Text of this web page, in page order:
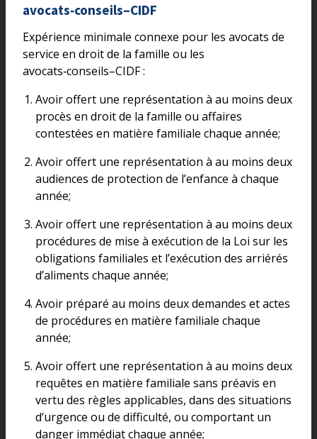
avocats‑conseils–CIDF
Expérience minimale connexe pour les avocats de
service en droit de la famille ou les
avocats‑conseils–CIDF :
Avoir offert une représentation à au moins deux
procès en droit de la famille ou affaires
contestées en matière familiale chaque année;
Avoir offert une représentation à au moins deux
audiences de protection de l’enfance à chaque
année;
Avoir offert une représentation à au moins deux
procédures de mise à exécution de la Loi sur les
obligations familiales et l’exécution des arriérés
d’aliments chaque année;
Avoir préparé au moins deux demandes et actes
de procédures en matière familiale chaque
année;
Avoir offert une représentation à au moins deux
requêtes en matière familiale sans préavis en
vertu des règles applicables, dans des situations
d’urgence ou de difficulté, ou comportant un
danger immédiat chaque année;